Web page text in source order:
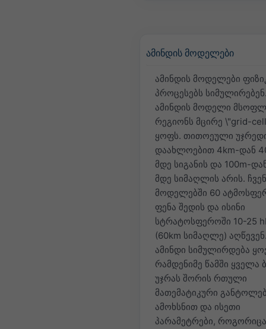
ამინდის მოდელები
ამინდის მოდელები
პროცესებს
ამინდის მოდელი
რეგიონს მცირე \"grid-
ყოფს. თითოეული
დაახლოებით 4km-დან
მდე სიგანის და 100m-
მდე სიმაღლის არის.
მოდელებში 60
ფენა შედის და ისინი
სტრატოსფეროში 10-25
(60km სიმაღლე)
ამინდი სიმულირდება
რამდენიმე წამში ყველა
უჯრას შორის რთული
მათემატიკური
ამოხსნით და ისეთი
პარამეტრები,